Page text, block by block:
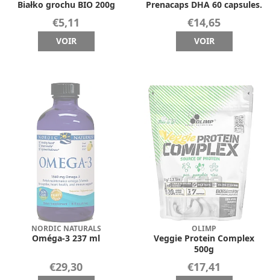
Białko grochu BIO 200g
€5,11
VOIR
Prenacaps DHA 60 capsules.
€14,65
VOIR
NORDIC NATURALS
Oméga-3 237 ml
€29,30
OLIMP
Veggie Protein Complex
500g
€17,41